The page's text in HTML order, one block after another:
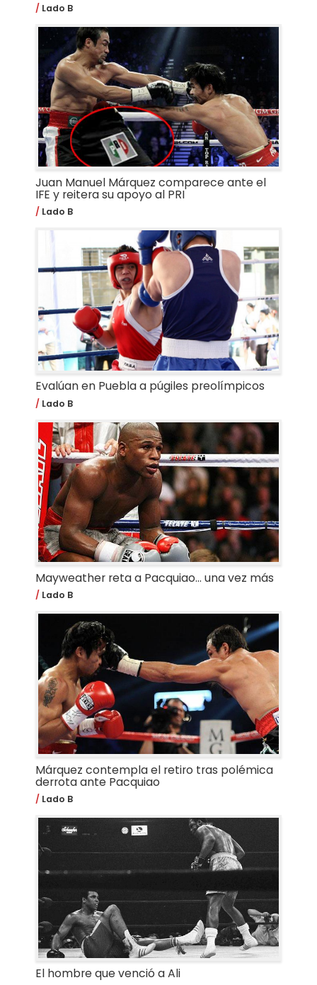
Lado B
Juan Manuel Márquez comparece ante el
IFE y reitera su apoyo al PRI
Lado B
Evalúan en Puebla a púgiles preolímpicos
Lado B
Mayweather reta a Pacquiao… una vez más
Lado B
Márquez contempla el retiro tras polémica
derrota ante Pacquiao
Lado B
El hombre que venció a Ali